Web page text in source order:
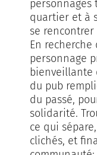
quartier et à
se
En recherche
personnage
bienveillante
du pub
du passé,
solidarité.
ce qui
clichés, et